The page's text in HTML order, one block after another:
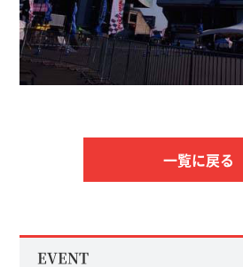
一覧に戻る
EVENT